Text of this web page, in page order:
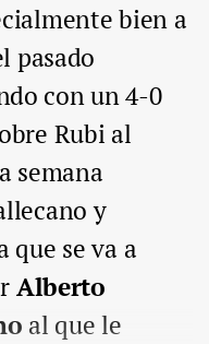
bien a
pasado
con un 4-0
Rubi al
semana
y
que se va a
Alberto
al que le